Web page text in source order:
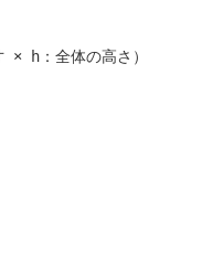
h：全体の高さ）